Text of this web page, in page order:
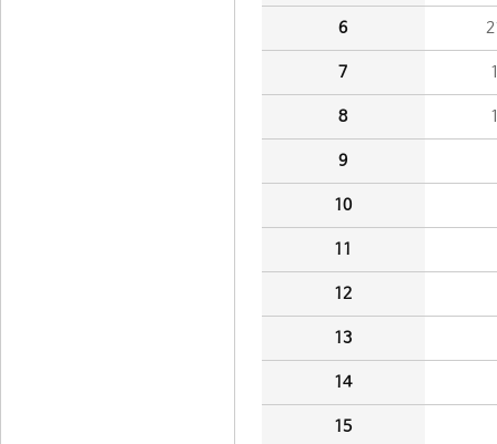
6
7
8
9
10
11
12
13
14
15